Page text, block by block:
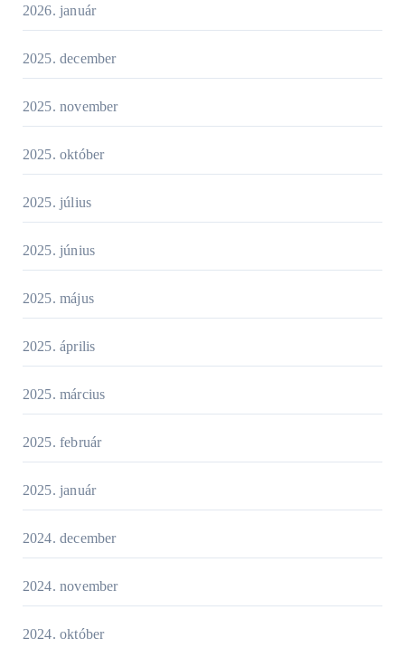
2026. január
2025. december
2025. november
2025. október
2025. július
2025. június
2025. május
2025. április
2025. március
2025. február
2025. január
2024. december
2024. november
2024. október